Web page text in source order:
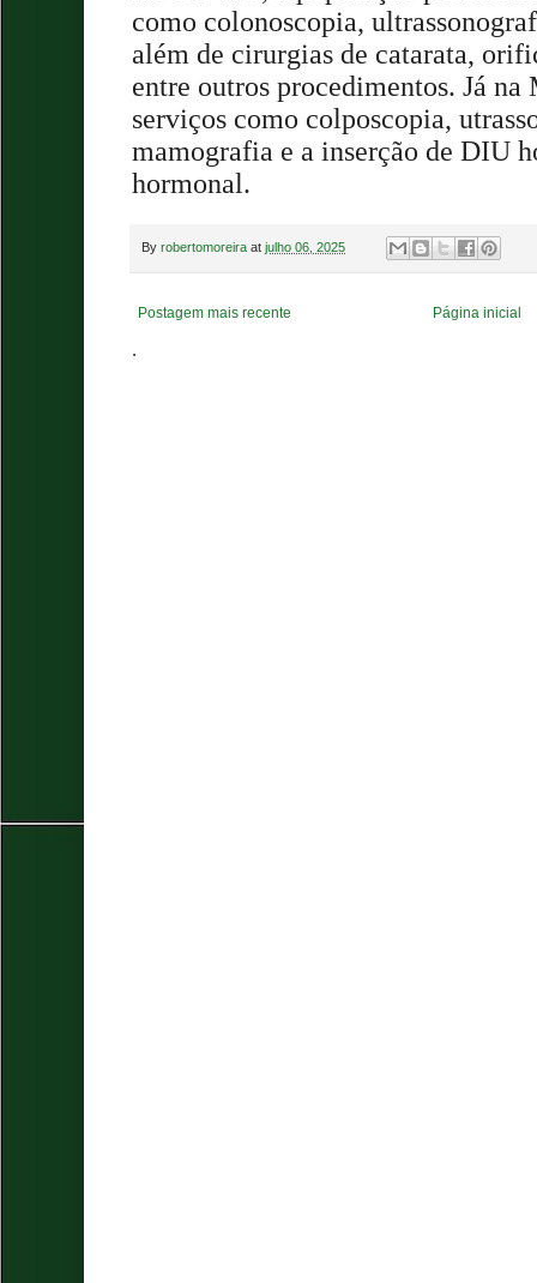
como colonoscopia,
além de cirurgias de catarata,
entre outros procedimentos. Já na
serviços como colposcopia,
mamografia e a inserção de DIU
hormonal.
By robertomoreira at julho 06, 2025
Postagem mais recente Página inicial
.